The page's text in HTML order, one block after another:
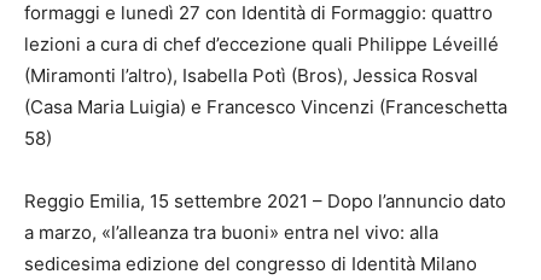
formaggi e lunedì 27 con Identità di Formaggio: quattro
lezioni a cura di chef d’eccezione quali Philippe Léveillé
(Miramonti l’altro), Isabella Potì (Bros), Jessica Rosval
(Casa Maria Luigia) e Francesco Vincenzi (Franceschetta
58)
Reggio Emilia, 15 settembre 2021 – Dopo l’annuncio dato
a marzo, «l’alleanza tra buoni» entra nel vivo: alla
sedicesima edizione del congresso di Identità Milano